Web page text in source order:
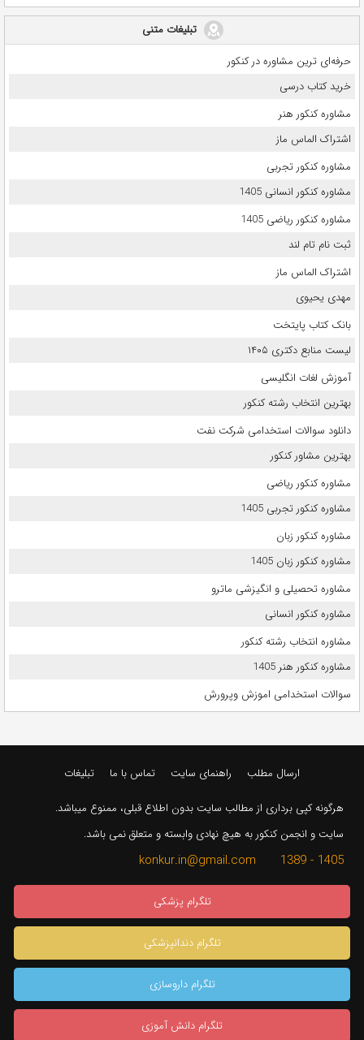
تبلیغات متنی
حرفه‌ای ترین مشاوره در کنکور
خرید کتاب درسی
مشاوره کنکور هنر
اشتراک الماس ماز
مشاوره کنکور تجربی
مشاوره کنکور انسانی 1405
مشاوره کنکور ریاضی 1405
ثبت نام تام لند
اشتراک الماس ماز
مهدی یحیوی
بانک کتاب پایتخت
لیست منابع دکتری ۱۴۰۵
آموزش لغات انگلیسی
بهترین انتخاب رشته کنکور
دانلود سوالات استخدامی شرکت نفت
بهترین مشاور کنکور
مشاوره کنکور ریاضی
مشاوره کنکور تجربی 1405
مشاوره کنکور زبان
مشاوره کنکور زبان 1405
مشاوره تحصیلی و انگیزشی ماترو
مشاوره کنکور انسانی
مشاوره انتخاب رشته کنکور
مشاوره کنکور هنر 1405
سوالات استخدامی اموزش وپرورش
ارسال مطلب راهنمای سایت تماس با ما تبلیغات
هرگونه کپی برداری از مطالب سایت بدون اطلاع قبلی، ممنوع میباشد.
سایت و انجمن کنکور به هیچ نهادی وابسته و متعلق نمی باشد.
1405 - 1389 konkur.in@gmail.com
تلگرام پزشکی
تلگرام دندانپزشکی
تلگرام داروسازی
تلگرام دانش آموزی